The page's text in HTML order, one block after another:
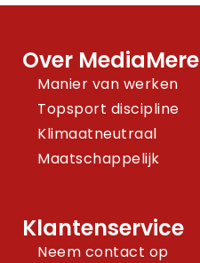
Over MediaMere
Manier van werken
Topsport discipline
Klimaatneutraal
Maatschappelijk
Klantenservice
Neem contact op